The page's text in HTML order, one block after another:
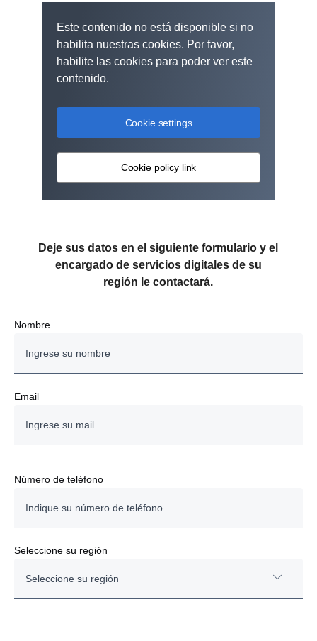
Este contenido no está disponible si no
habilita nuestras cookies. Por favor,
habilite las cookies para poder ver este
contenido.
Cookie settings
Cookie policy link
Deje sus datos en el siguiente formulario y el
encargado de servicios digitales de su
región le contactará.
Nombre
Email
Número de teléfono
Seleccione su región
Seleccione su región